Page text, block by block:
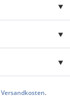
Versandkosten.